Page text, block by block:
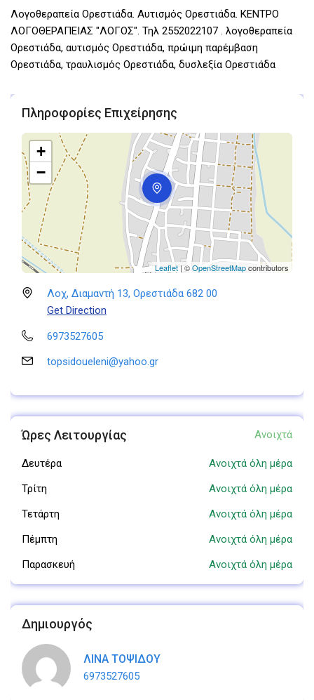
Λογοθεραπεία Ορεστιάδα. Αυτισμός Ορεστιάδα. ΚΕΝΤΡΟ
ΛΟΓΟΘΕΡΑΠΕΙΑΣ "ΛΟΓΟΣ". Τηλ 2552022107 . λογοθεραπεία
Ορεστιάδα, αυτισμός Ορεστιάδα, πρώιμη παρέμβαση
Ορεστιάδα, τραυλισμός Ορεστιάδα, δυσλεξία Ορεστιάδα
Πληροφορίες Επιχείρησης
+
−
Leaflet| ©OpenStreetMapcontributors
Λοχ, Διαμαντή 13, Ορεστιάδα 682 00
Get Direction
6973527605
topsidoueleni@yahoo.gr
Ώρες Λειτουργίας Ανοιχτά
Δευτέρα
Ανοιχτά όλη μέρα
Τρίτη
Ανοιχτά όλη μέρα
Τετάρτη
Ανοιχτά όλη μέρα
Πέμπτη
Ανοιχτά όλη μέρα
Παρασκευή
Ανοιχτά όλη μέρα
Δημιουργός
ΛΙΝΑ ΤΟΨΙΔΟΥ
6973527605